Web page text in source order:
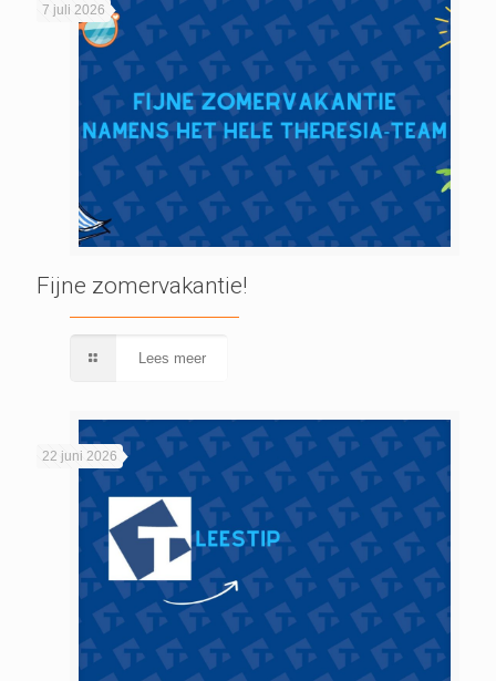
7 juli 2026
Fijne zomervakantie!
Lees meer
22 juni 2026